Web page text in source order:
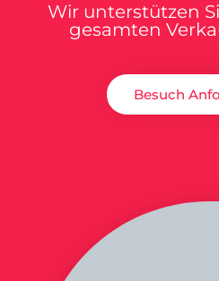
Wir unterstützen
gesamten
Besuch